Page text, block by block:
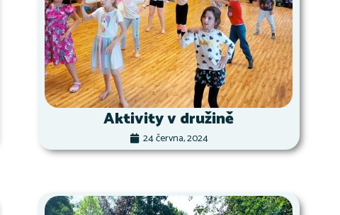
Aktivity v družině
24 června, 2024